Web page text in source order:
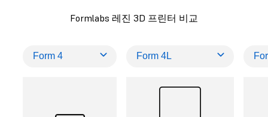
Formlabs 레진 3D 프린터 비교